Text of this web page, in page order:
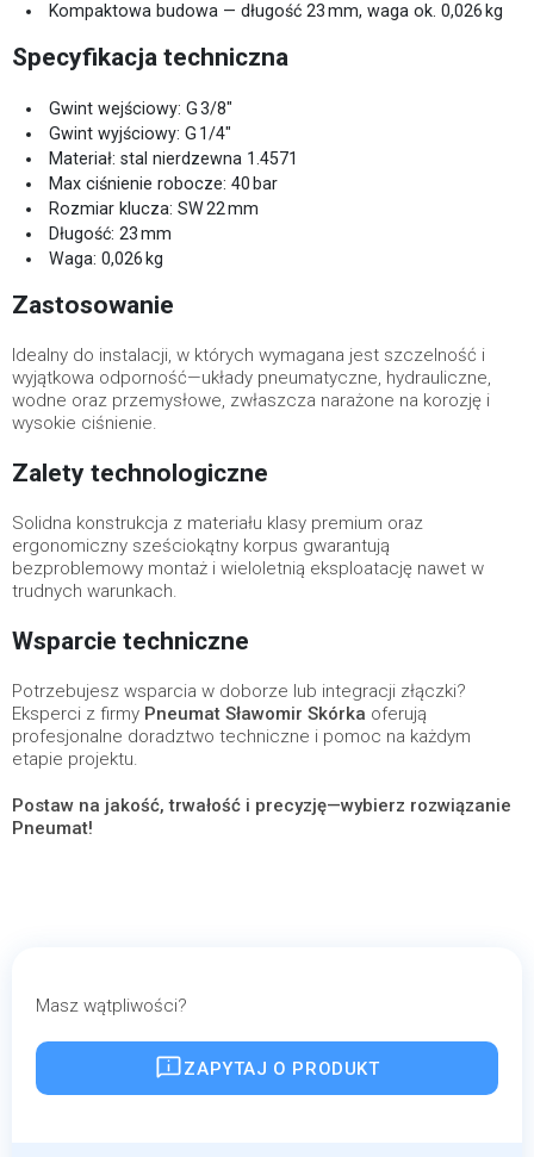
Kompaktowa budowa — długość 23 mm, waga ok. 0,026 kg
Specyfikacja techniczna
Gwint wejściowy: G 3/8"
Gwint wyjściowy: G 1/4"
Materiał: stal nierdzewna 1.4571
Max ciśnienie robocze: 40 bar
Rozmiar klucza: SW 22 mm
Długość: 23 mm
Waga: 0,026 kg
Zastosowanie
Idealny do instalacji, w których wymagana jest szczelność i
wyjątkowa odporność—układy pneumatyczne, hydrauliczne,
wodne oraz przemysłowe, zwłaszcza narażone na korozję i
wysokie ciśnienie.
Zalety technologiczne
Solidna konstrukcja z materiału klasy premium oraz
ergonomiczny sześciokątny korpus gwarantują
bezproblemowy montaż i wieloletnią eksploatację nawet w
trudnych warunkach.
Wsparcie techniczne
Potrzebujesz wsparcia w doborze lub integracji złączki?
Eksperci z firmy Pneumat Sławomir Skórka oferują
profesjonalne doradztwo techniczne i pomoc na każdym
etapie projektu.
Postaw na jakość, trwałość i precyzję—wybierz rozwiązanie
Pneumat!
Masz wątpliwości?
ZAPYTAJ O PRODUKT